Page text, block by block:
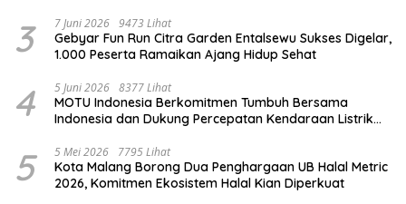
3 7 Juni 2026 9473 Lihat
Gebyar Fun Run Citra Garden Entalsewu Sukses Digelar,
1.000 Peserta Ramaikan Ajang Hidup Sehat
4 5 Juni 2026 8377 Lihat
MOTU Indonesia Berkomitmen Tumbuh Bersama
Indonesia dan Dukung Percepatan Kendaraan Listrik
5 5 Mei 2026 7795 Lihat
Kota Malang Borong Dua Penghargaan UB Halal Metric
2026, Komitmen Ekosistem Halal Kian Diperkuat